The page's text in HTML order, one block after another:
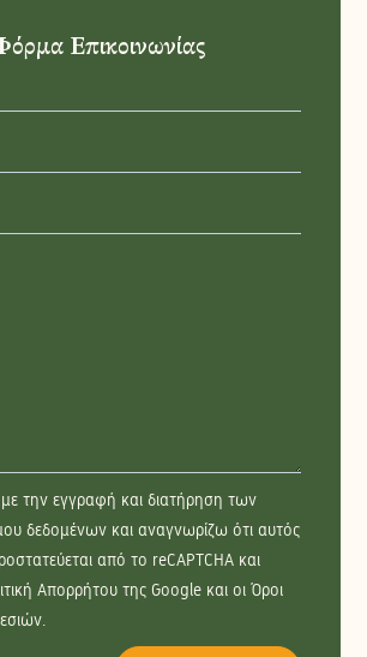
Επικοινωνίας
την εγγραφή και διατήρηση των
δεδομένων και αναγνωρίζω ότι αυτός
από το reCAPTCHA και
Απορρήτου της Google και οι Όροι